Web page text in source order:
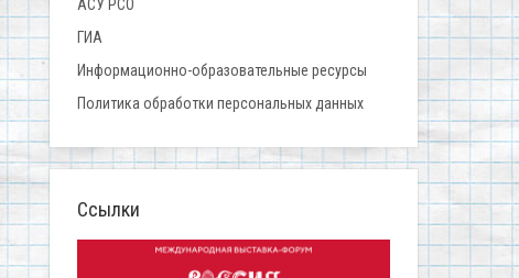
АСУ РСО
ГИА
Информационно-образовательные ресурсы
Политика обработки персональных данных
Ссылки